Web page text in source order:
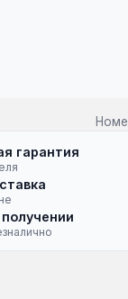
гарантия